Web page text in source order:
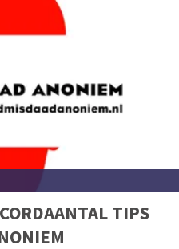
TIPS